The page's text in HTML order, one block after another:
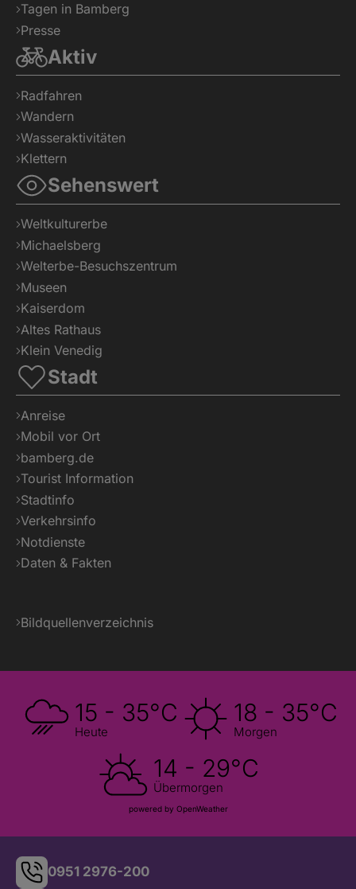
Tagen in Bamberg
Presse
Aktiv
Radfahren
Wandern
Wasseraktivitäten
Klettern
Sehenswert
Weltkulturerbe
Michaelsberg
Welterbe-Besuchszentrum
Museen
Kaiserdom
Altes Rathaus
Klein Venedig
Stadt
Anreise
Mobil vor Ort
bamberg.de
Tourist Information
Stadtinfo
Verkehrsinfo
Notdienste
Daten & Fakten
Bildquellenverzeichnis
15 - 35°C
Heute
18 - 35°C
Morgen
14 - 29°C
Übermorgen
powered by OpenWeather
0951 2976-200